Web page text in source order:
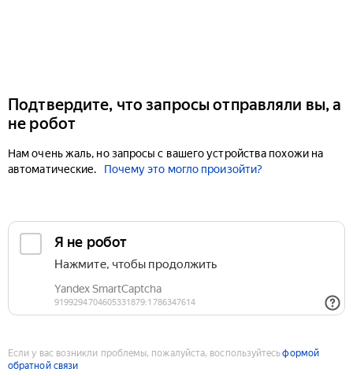
Подтвердите, что запросы отправляли вы, а
не робот
Нам очень жаль, но запросы с вашего устройства похожи на
автоматические.
Почему это могло произойти?
Если у вас возникли проблемы, пожалуйста, воспользуйтесьформой
обратной связи